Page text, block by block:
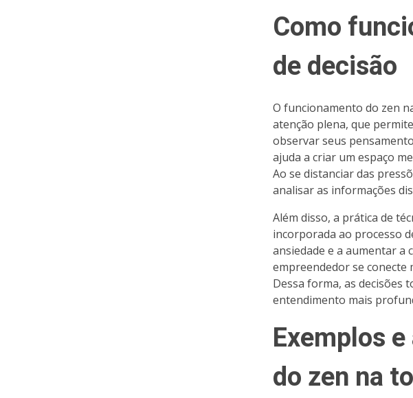
Como
de decisão
O funcionamento do zen
atenção plena, que
observar seus
ajuda a criar um espaço
Ao se distanciar das
analisar as informações
Além disso, a prática de
incorporada ao processo
ansiedade e a aumentar a
empreendedor se
Dessa forma, as decisões
entendimento mais
Exemplos
do zen na